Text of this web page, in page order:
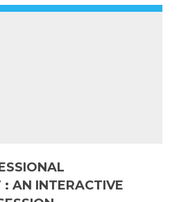
AN INTERACTIVE